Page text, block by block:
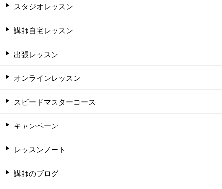
スタジオレッスン
講師自宅レッスン
出張レッスン
オンラインレッスン
スピードマスターコース
キャンペーン
レッスンノート
講師のブログ